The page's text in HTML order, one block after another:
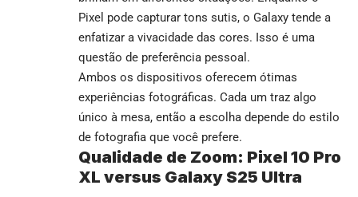
Pixel pode capturar tons sutis, o Galaxy tende a
enfatizar a vivacidade das cores. Isso é uma
questão de preferência pessoal.
Ambos os dispositivos oferecem ótimas
experiências fotográficas. Cada um traz algo
único à mesa, então a escolha depende do estilo
de fotografia que você prefere.
Qualidade de Zoom: Pixel 10 Pro
XL versus Galaxy S25 Ultra